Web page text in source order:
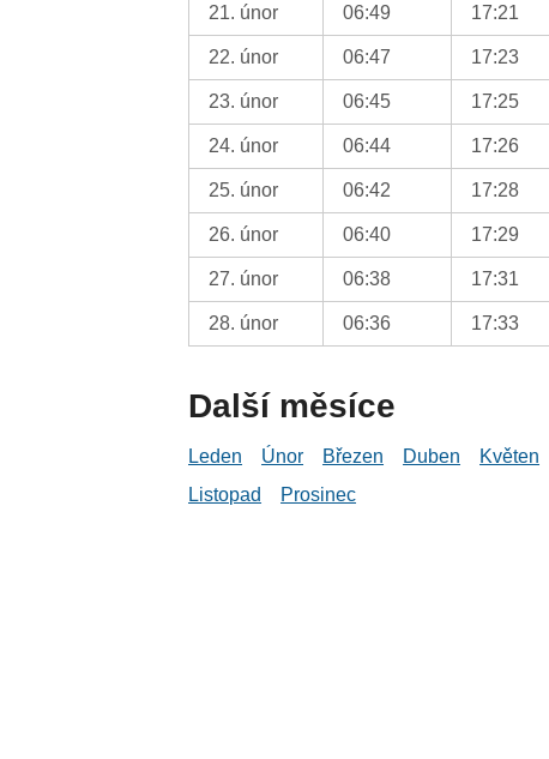
21. únor 06:49 17:21
22. únor 06:47 17:23
23. únor 06:45 17:25
24. únor 06:44 17:26
25. únor 06:42 17:28
26. únor 06:40 17:29
27. únor 06:38 17:31
28. únor 06:36 17:33
Další měsíce
Leden Únor Březen Duben Květen
Listopad
Prosinec